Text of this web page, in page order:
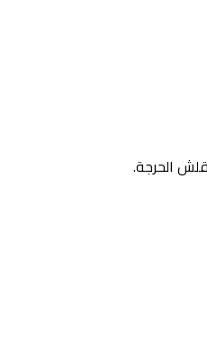
الحرجة.